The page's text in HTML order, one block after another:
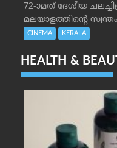
72-ാമത് ദേശീയ
മലയാളത്തിന്റെ സ്വന്തം
CINEMA KERALA
HEALTH &